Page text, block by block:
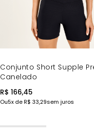
Conjunto Short Supple
Canelado
R$ 166,45
Ou5x deR$ 33,29sem juros